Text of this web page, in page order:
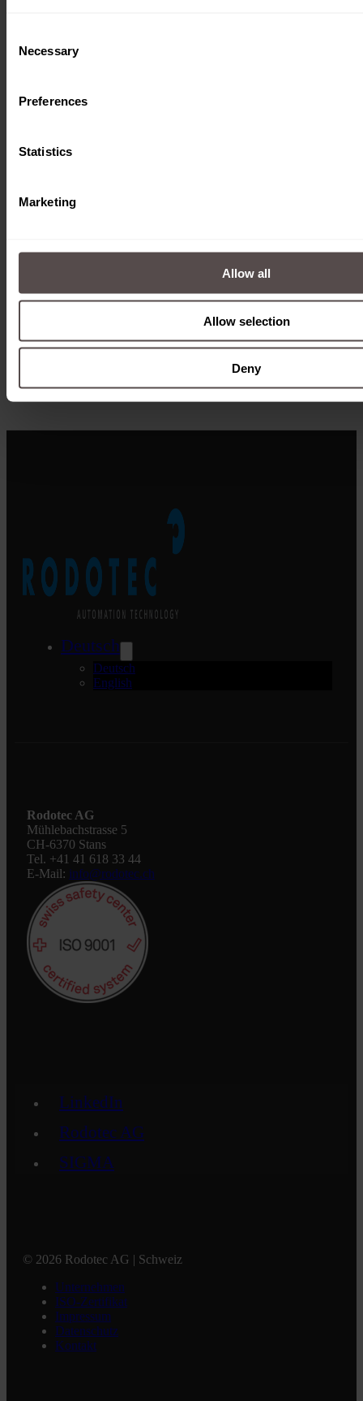
Selection
Necessary
Preferences
Statistics
Marketing
Allow all
Allow selection
Deny
Antriebsmodul 90°
Deutsch
Deutsch
English
Rodotec AG
Mühlebachstrasse 5
CH-6370 Stans
Tel. +41 41 618 33 44
E-Mail: info@rodotec.ch
LinkedIn
Rodotec AG
SIGMA
© 2026 Rodotec AG | Schweiz
Unternehmen
ISO-Zertifikat
Impressum
Datenschutz
Kontakt